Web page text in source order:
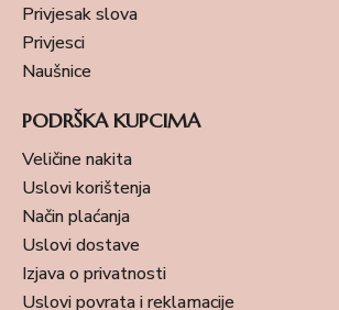
Privjesak slova
Privjesci
Naušnice
PODRŠKA KUPCIMA
Veličine nakita
Uslovi korištenja
Način plaćanja
Uslovi dostave
Izjava o privatnosti
Uslovi povrata i reklamacije